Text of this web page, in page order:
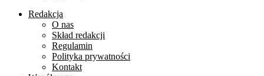
Redakcja
O nas
Skład redakcji
Regulamin
Polityka prywatności
Kontakt